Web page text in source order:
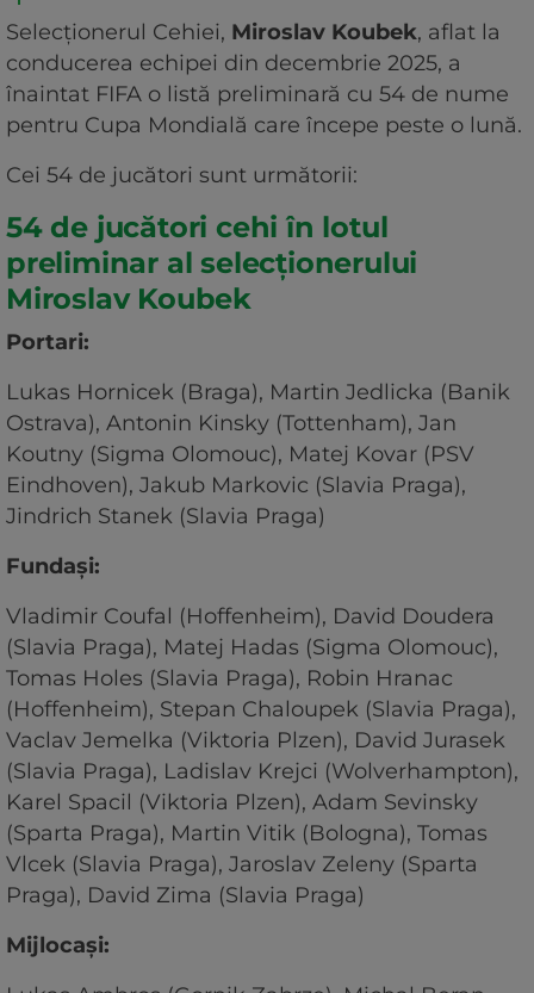
Selecţionerul Cehiei, Miroslav Koubek, aflat la
conducerea echipei din decembrie 2025, a
înaintat FIFA o listă preliminară cu 54 de nume
pentru Cupa Mondială care începe peste o lună.
Cei 54 de jucători sunt următorii:
54 de jucători cehi în lotul
preliminar al selecționerului
Miroslav Koubek
Portari:
Lukas Hornicek (Braga), Martin Jedlicka (Banik
Ostrava), Antonin Kinsky (Tottenham), Jan
Koutny (Sigma Olomouc), Matej Kovar (PSV
Eindhoven), Jakub Markovic (Slavia Praga),
Jindrich Stanek (Slavia Praga)
Fundaşi:
Vladimir Coufal (Hoffenheim), David Doudera
(Slavia Praga), Matej Hadas (Sigma Olomouc),
Tomas Holes (Slavia Praga), Robin Hranac
(Hoffenheim), Stepan Chaloupek (Slavia Praga),
Vaclav Jemelka (Viktoria Plzen), David Jurasek
(Slavia Praga), Ladislav Krejci (Wolverhampton),
Karel Spacil (Viktoria Plzen), Adam Sevinsky
(Sparta Praga), Martin Vitik (Bologna), Tomas
Vlcek (Slavia Praga), Jaroslav Zeleny (Sparta
Praga), David Zima (Slavia Praga)
Mijlocaşi: